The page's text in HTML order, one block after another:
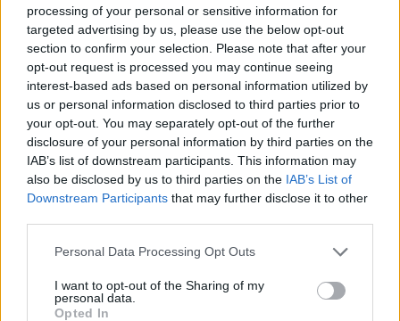
processing of your personal or sensitive information for
targeted advertising by us, please use the below opt-out
section to confirm your selection. Please note that after your
opt-out request is processed you may continue seeing
interest-based ads based on personal information utilized by
us or personal information disclosed to third parties prior to
your opt-out. You may separately opt-out of the further
disclosure of your personal information by third parties on the
IAB’s list of downstream participants. This information may
also be disclosed by us to third parties on the IAB’s List of
Downstream Participants that may further disclose it to other
Personal Data Processing Opt Outs
I want to opt-out of the Sharing of my
personal data.
Opted In
12χρονου κοριτσιού στην επίθεση με πυροβολισμούς σε
σχολείο
15:40
«Του χρόνου σχεδιάζουμε να επιστρέψουμε στην
Κρήτη», μετά τη φωτιά στο νότιο Ρέθυμνο
15:38
Θερινές εκπτώσεις: Χαμηλότερος ο τζίρος – Αυξημένες
οι πιέσεις από το ηλεκτρονικό εμπόριο
βοήθειες κοντά στο φαράγγι του Τράφουλα
Στέφανος Τσιτσιπάς: Διακοπές στην Ελβετία με τη νέα